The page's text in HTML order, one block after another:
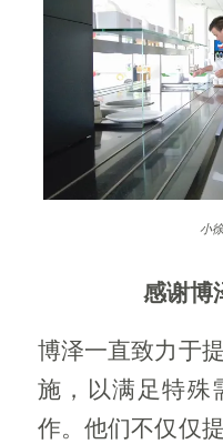
小
感谢博
博泽一直致力于
施，以满足特殊
作。他们不仅仅